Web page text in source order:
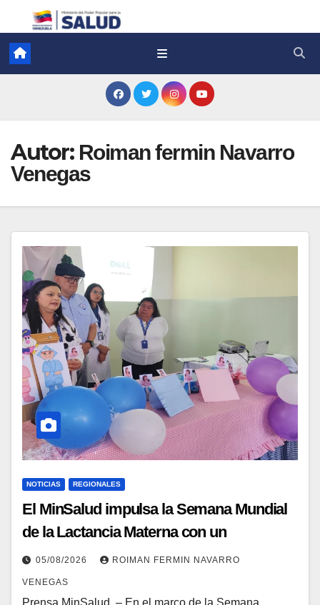
Autor: Roiman fermin Navarro
Venegas
NOTICIAS REGIONALES
El MinSalud impulsa la Semana Mundial
de la Lactancia Materna con un
despliegue comunitario en Cojedes
Mérida y Yaracuy
05/08/2026 ROIMAN FERMIN NAVARRO
VENEGAS